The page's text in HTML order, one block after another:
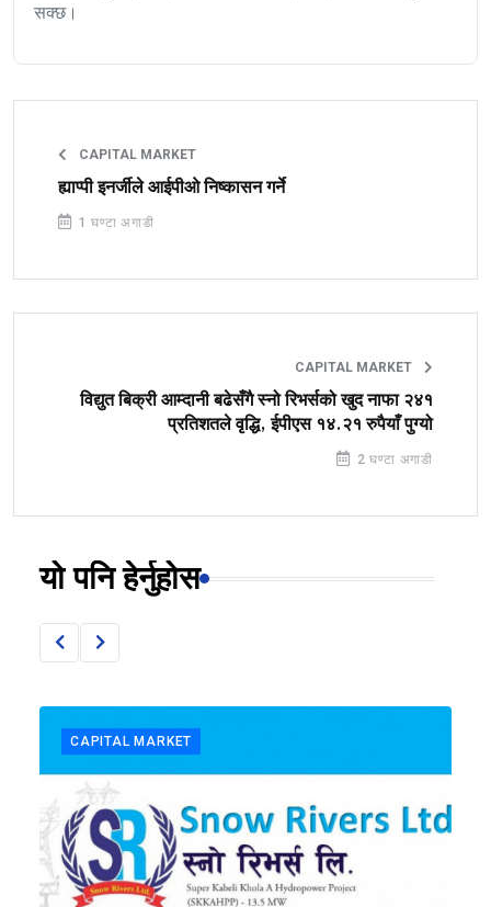
सक्छ।
CAPITAL MARKET
ह्याप्पी इनर्जीले आईपीओ निष्कासन गर्ने
1 घण्टा अगाडी
CAPITAL MARKET
विद्युत बिक्री आम्दानी बढेसँगै स्नो रिभर्सको खुद नाफा २४१
प्रतिशतले वृद्धि, ईपीएस १४.२१ रुपैयाँ पुग्यो
2 घण्टा अगाडी
यो पनि हेर्नुहोस
CAPITAL MARKET